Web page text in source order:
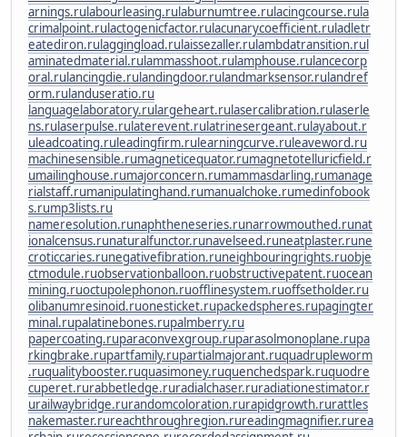
arnings.rulabourleasing.rulaburnumtree.rulacingcourse.rula
crimalpoint.rulactogenicfactor.rulacunarycoefficient.ruladletr
eatediron.rulaggingload.rulaissezaller.rulambdatransition.rul
aminatedmaterial.rulammasshoot.rulamphouse.rulancecorp
oral.rulancingdie.rulandingdoor.rulandmarksensor.rulandref
orm.rulanduseratio.ru
languagelaboratory.rulargeheart.rulasercalibration.rulaserle
ns.rulaserpulse.rulaterevent.rulatrinesergeant.rulayabout.r
uleadcoating.ruleadingfirm.rulearningcurve.ruleaveword.ru
machinesensible.rumagneticequator.rumagnetotelluricfield.r
umailinghouse.rumajorconcern.rumammasdarling.rumanage
rialstaff.rumanipulatinghand.rumanualchoke.rumedinfobook
s.rump3lists.ru
nameresolution.runaphtheneseries.runarrowmouthed.runat
ionalcensus.runaturalfunctor.runavelseed.runeatplaster.rune
croticcaries.runegativefibration.runeighbouringrights.ruobje
ctmodule.ruobservationballoon.ruobstructivepatent.ruocean
mining.ruoctupolephonon.ruofflinesystem.ruoffsetholder.ru
olibanumresinoid.ruonesticket.rupackedspheres.rupagingter
minal.rupalatinebones.rupalmberry.ru
papercoating.ruparaconvexgroup.ruparasolmonoplane.rupa
rkingbrake.rupartfamily.rupartialmajorant.ruquadrupleworm
.ruqualitybooster.ruquasimoney.ruquenchedspark.ruquodre
cuperet.rurabbetledge.ruradialchaser.ruradiationestimator.r
urailwaybridge.rurandomcoloration.rurapidgrowth.rurattles
nakemaster.rureachthroughregion.rureadingmagnifier.rurea